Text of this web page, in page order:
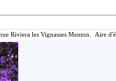
Riviera les Vignasses Menton. Aire